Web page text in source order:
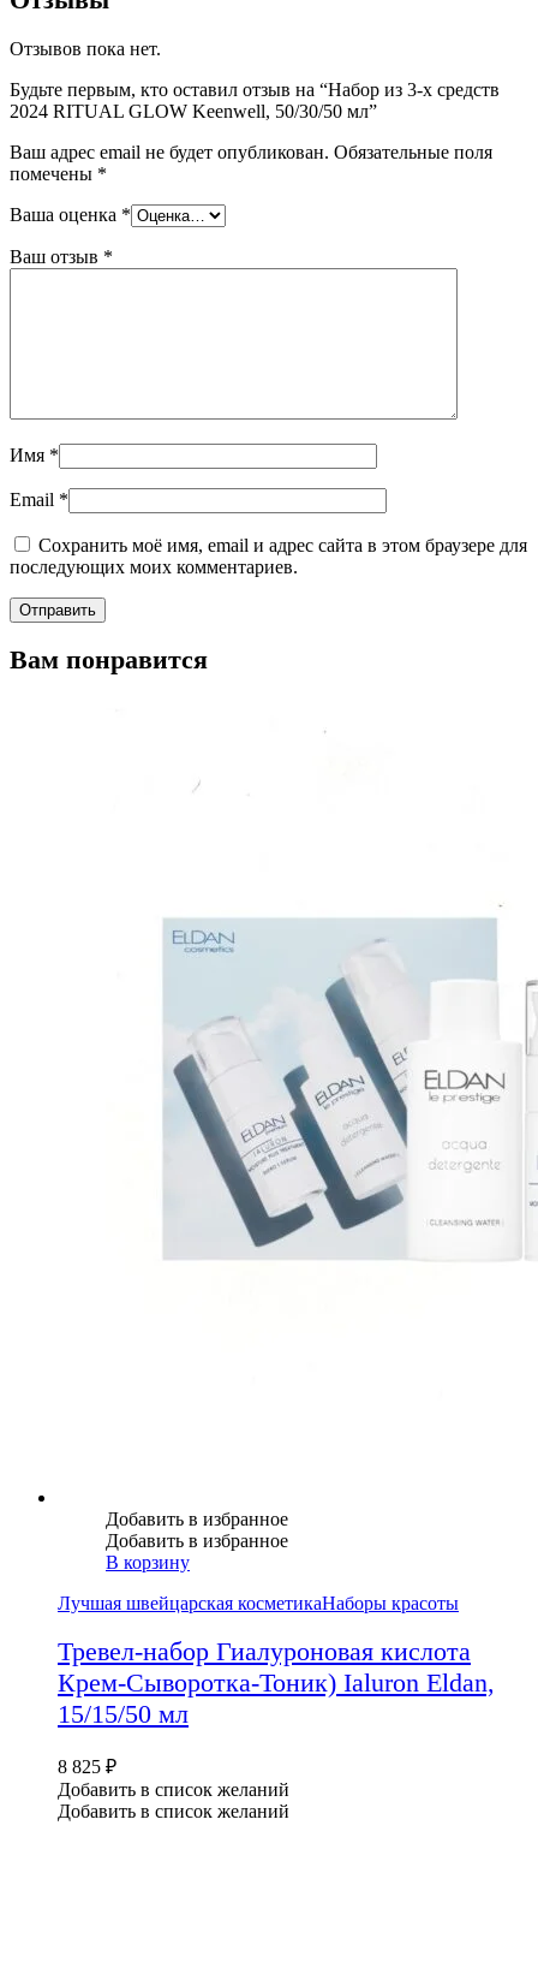
Отзывов пока нет.
Будьте первым, кто оставил отзыв на “Набор из 3-х средств
2024 RITUAL GLOW Keenwell, 50/30/50 мл”
Ваш адрес email не будет опубликован. Обязательные поля
помечены *
Ваша оценка *
Ваш отзыв *
Имя *
Email *
Сохранить моё имя, email и адрес сайта в этом браузере для
последующих моих комментариев.
Вам понравится
Добавить в избранное
Добавить в избранное
В корзину
Лучшая швейцарская косметикаНаборы красоты
Тревел-набор Гиалуроновая кислота
Крем-Сыворотка-Тоник) Ialuron Eldan,
15/15/50 мл
8 825 ₽
Добавить в список желаний
Добавить в список желаний